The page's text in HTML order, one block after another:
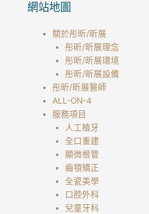
網站地圖
關於彤昕/昕展
彤昕/昕展理念
彤昕/昕展環境
彤昕/昕展設備
彤昕/昕展醫師
ALL-ON-4
服務項目
人工植牙
全口重建
顯微根管
齒顎矯正
全瓷美學
口腔外科
兒童牙科